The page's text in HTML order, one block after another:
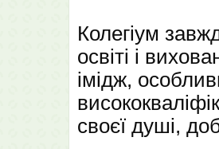
Колегіум
освіті і
імідж,
своєї душі,